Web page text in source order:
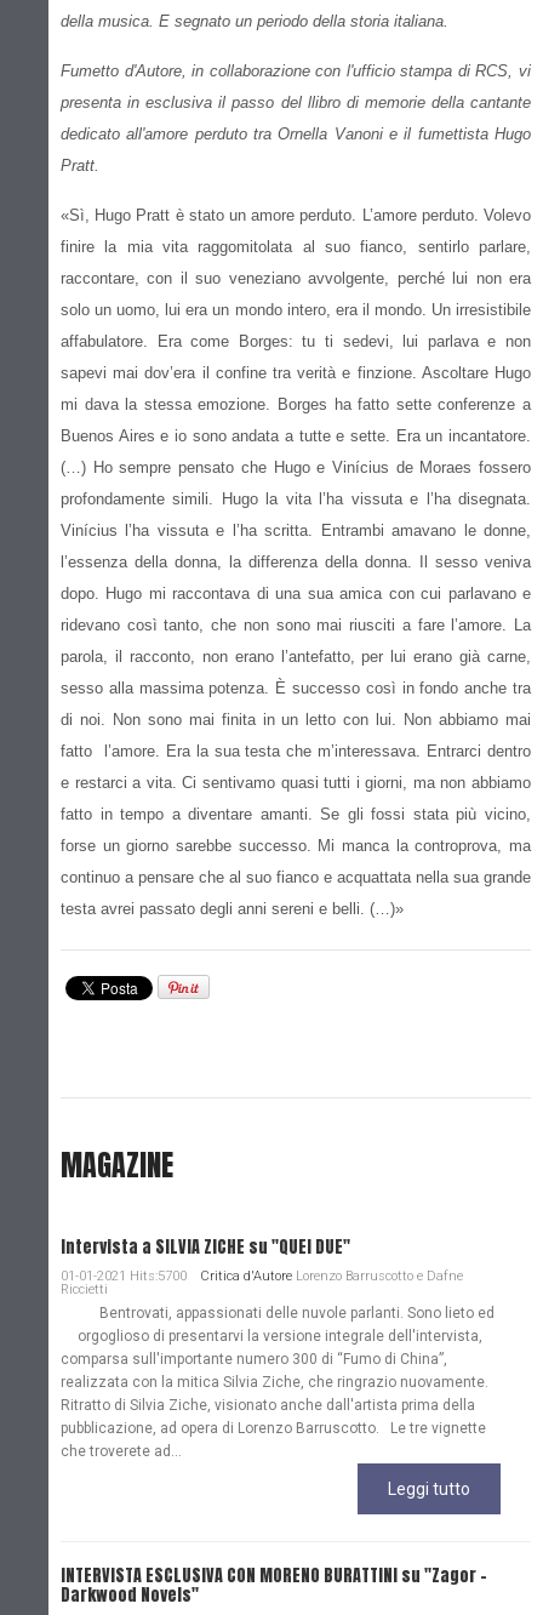
della musica. E segnato un periodo della storia italiana.
Fumetto d'Autore, in collaborazione con l'ufficio stampa di RCS, vi
presenta in esclusiva il passo del llibro di memorie della cantante
dedicato all'amore perduto tra Ornella Vanoni e il fumettista Hugo
Pratt.
«Sì, Hugo Pratt è stato un amore perduto. L’amore perduto. Volevo
finire la mia vita raggomitolata al suo fianco, sentirlo parlare,
raccontare, con il suo veneziano avvolgente, perché lui non era
solo un uomo, lui era un mondo intero, era il mondo. Un irresistibile
affabulatore. Era come Borges: tu ti sedevi, lui parlava e non
sapevi mai dov’era il confine tra verità e finzione. Ascoltare Hugo
mi dava la stessa emozione. Borges ha fatto sette conferenze a
Buenos Aires e io sono andata a tutte e sette. Era un incantatore.
(…) Ho sempre pensato che Hugo e Vinícius de Moraes fossero
profondamente simili. Hugo la vita l’ha vissuta e l’ha disegnata.
Vinícius l’ha vissuta e l’ha scritta. Entrambi amavano le donne,
l’essenza della donna, la differenza della donna. Il sesso veniva
dopo. Hugo mi raccontava di una sua amica con cui parlavano e
ridevano così tanto, che non sono mai riusciti a fare l’amore. La
parola, il racconto, non erano l’antefatto, per lui erano già carne,
sesso alla massima potenza. È successo così in fondo anche tra
di noi. Non sono mai finita in un letto con lui. Non abbiamo mai
fatto l’amore. Era la sua testa che m’interessava. Entrarci dentro
e restarci a vita. Ci sentivamo quasi tutti i giorni, ma non abbiamo
fatto in tempo a diventare amanti. Se gli fossi stata più vicino,
forse un giorno sarebbe successo. Mi manca la controprova, ma
continuo a pensare che al suo fianco e acquattata nella sua grande
testa avrei passato degli anni sereni e belli. (…)»
MAGAZINE
Intervista a SILVIA ZICHE su "QUEI DUE"
01-01-2021 Hits:5700 Critica d'Autore Lorenzo Barruscotto e Dafne
Riccietti
Bentrovati, appassionati delle nuvole parlanti. Sono lieto ed
orgoglioso di presentarvi la versione integrale dell'intervista,
comparsa sull'importante numero 300 di “Fumo di China”,
realizzata con la mitica Silvia Ziche, che ringrazio nuovamente.
Ritratto di Silvia Ziche, visionato anche dall'artista prima della
pubblicazione, ad opera di Lorenzo Barruscotto. Le tre vignette
che troverete ad...
Leggi tutto
INTERVISTA ESCLUSIVA CON MORENO BURATTINI su "Zagor -
Darkwood Novels"